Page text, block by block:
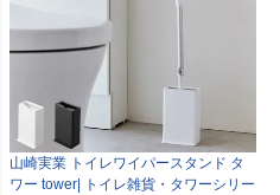
山崎実業 トイレワイパースタンド タ
ワー tower| トイレ雑貨・タワーシリー